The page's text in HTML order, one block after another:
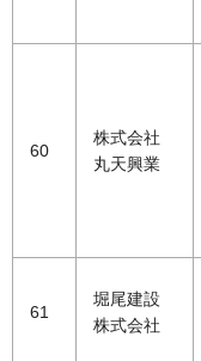
60
株式会社
丸天興業
61
堀尾建設
株式会社